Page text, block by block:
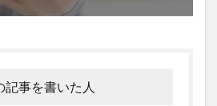
記事を書いた人